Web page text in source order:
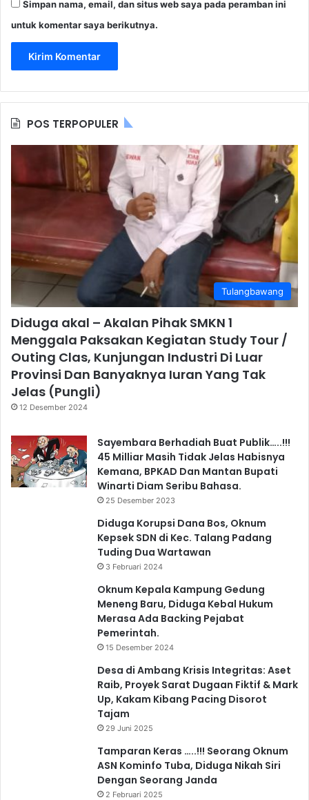
Simpan nama, email, dan situs web saya pada peramban ini
untuk komentar saya berikutnya.
POS TERPOPULER
Tulangbawang
Diduga akal – Akalan Pihak SMKN 1
Menggala Paksakan Kegiatan Study Tour /
Outing Clas, Kunjungan Industri Di Luar
Provinsi Dan Banyaknya Iuran Yang Tak
Jelas (Pungli)
12 Desember 2024
Sayembara Berhadiah Buat Publik…..!!!
45 Milliar Masih Tidak Jelas Habisnya
Kemana, BPKAD Dan Mantan Bupati
Winarti Diam Seribu Bahasa.
25 Desember 2023
Diduga Korupsi Dana Bos, Oknum
Kepsek SDN di Kec. Talang Padang
Tuding Dua Wartawan
3 Februari 2024
Oknum Kepala Kampung Gedung
Meneng Baru, Diduga Kebal Hukum
Merasa Ada Backing Pejabat
Pemerintah.
15 Desember 2024
Desa di Ambang Krisis Integritas: Aset
Raib, Proyek Sarat Dugaan Fiktif & Mark
Up, Kakam Kibang Pacing Disorot
Tajam
29 Juni 2025
Tamparan Keras …..!!! Seorang Oknum
ASN Kominfo Tuba, Diduga Nikah Siri
Dengan Seorang Janda
2 Februari 2025